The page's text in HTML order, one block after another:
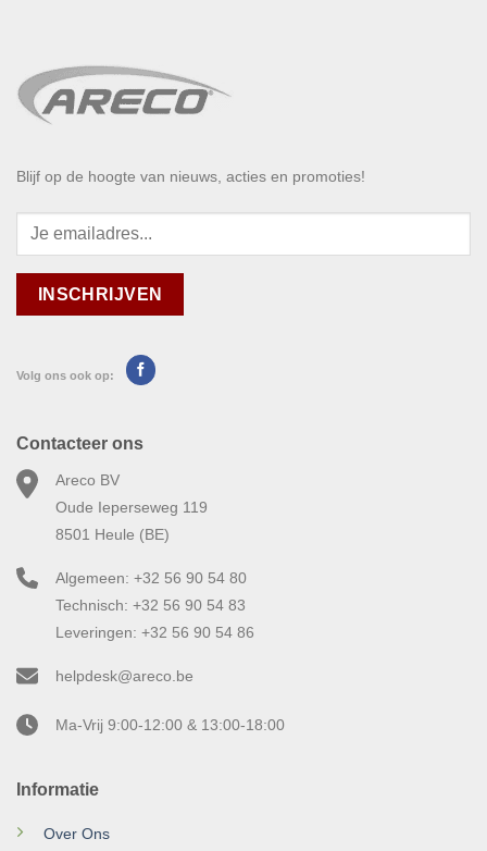
Blijf op de hoogte van nieuws, acties en promoties!
Volg ons ook op:
Informatie
Over Ons
Contacteer ons
Areco BV
Oude Ieperseweg 119
8501 Heule (BE)
Algemeen: +32 56 90 54 80
Technisch: +32 56 90 54 83
Leveringen: +32 56 90 54 86
helpdesk@areco.be
Ma-Vrij 9:00-12:00 & 13:00-18:00